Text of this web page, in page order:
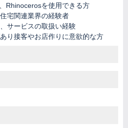
Rhinocerosを使用できる方
宅関連業界の経験者
サービスの取扱い経験
り接客やお店作りに意欲的な方